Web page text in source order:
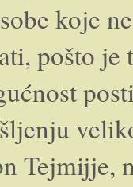
koje
pošto
Tejmijje,